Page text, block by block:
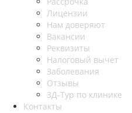
Лицензии
Нам доверяют
Вакансии
Реквизиты
Налоговый вычет
Заболевания
Отзывы
3Д-Тур по клинике
Контакты